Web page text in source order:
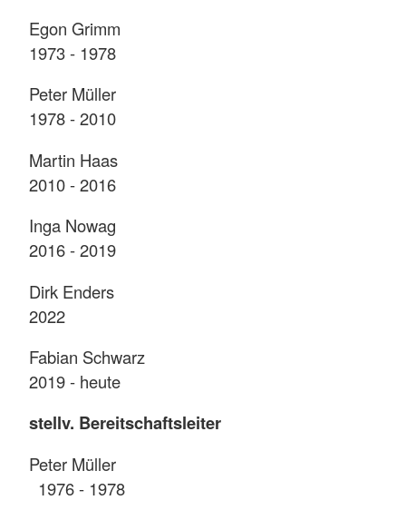
Egon Grimm
1973 - 1978
Peter Müller
1978 - 2010
Martin Haas
2010 - 2016
Inga Nowag
2016 - 2019
Dirk Enders
2022
Fabian Schwarz
2019 - heute
stellv. Bereitschaftsleiter
Peter Müller
1976 - 1978